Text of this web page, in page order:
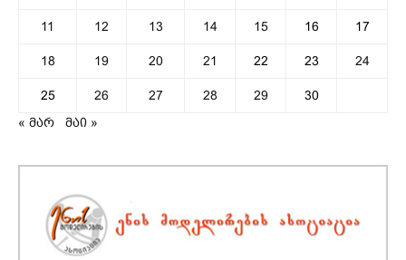
11 12 13 14 15 16 17
18 19 20 21 22 23 24
25 26 27 28 29
30
« მარ
მაი »